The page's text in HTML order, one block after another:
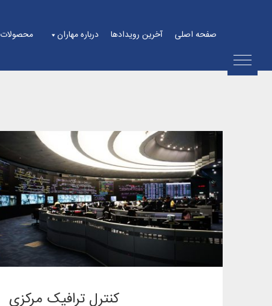
صفحه اصلی آخرین رویدادها درباره مهاران محصولات
کنترل ترافیک مرکزی
کنترل ترافیک مرکزی